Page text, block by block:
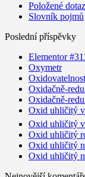
Položené
Slovník pojmů
Poslední příspěvky
Elementor
Oxymetr
Oxidovatelnost
Oxidačně-
Oxidačně-
Oxid uhličitý
Oxid uhličitý
Oxid uhličitý
Oxid uhličitý
Oxid uhličitý